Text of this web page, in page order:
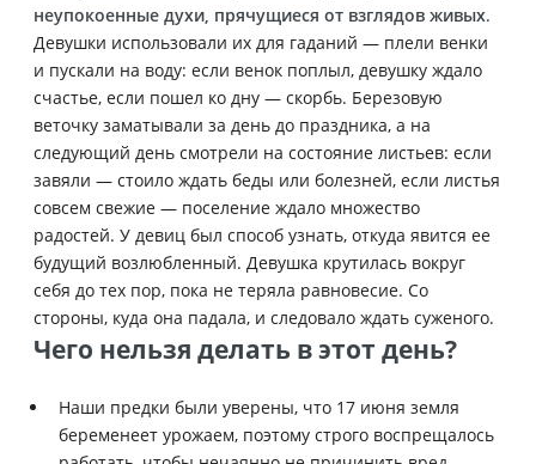
неупокоенные духи, прячущиеся от взглядов живых.
Девушки использовали их для гаданий — плели венки
и пускали на воду: если венок поплыл, девушку ждало
счастье, если пошел ко дну — скорбь. Березовую
веточку заматывали за день до праздника, а на
следующий день смотрели на состояние листьев: если
завяли — стоило ждать беды или болезней, если листья
совсем свежие — поселение ждало множество
радостей. У девиц был способ узнать, откуда явится ее
будущий возлюбленный. Девушка крутилась вокруг
себя до тех пор, пока не теряла равновесие. Со
стороны, куда она падала, и следовало ждать суженого.
Чего нельзя делать в этот день?
Наши предки были уверены, что 17 июня земля
беременеет урожаем, поэтому строго воспрещалось